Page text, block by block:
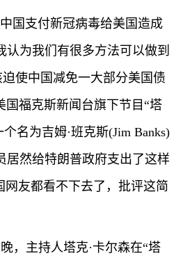
国支付新冠病毒给美国造成
认为我们有很多方法可以做到
使中国减免一大部分美国债
福克斯新闻台旗下节目“塔
名为吉姆·班克斯(Jim Banks)
居然给特朗普政府支出了这样
网友都看不下去了，批评这简
，主持人塔克·卡尔森在“塔